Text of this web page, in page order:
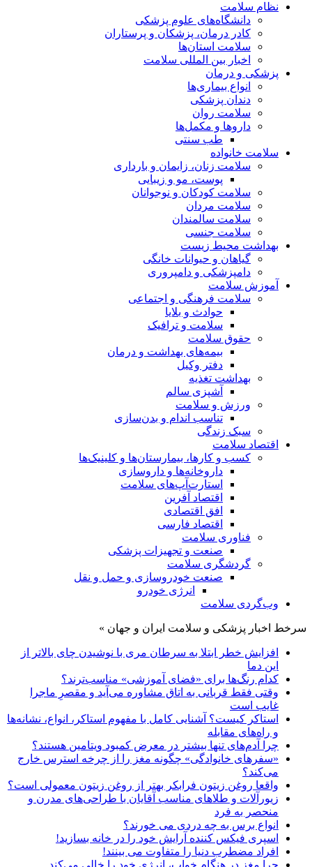
نظام سلامت
دانشگاه‌های علوم پزشکی
کادر درمان، پزشکان و پرستاران
سلامت استان‌ها
اخبار بین المللی سلامت
پزشکی و درمان
انواع بیماری‌ها
دندان پزشکی
سلامت روان
داروها و مکمل‌ها
طب سنتی
سلامت خانواده
سلامت زنان، زایمان و بارداری
پوست، مو و زیبایی
سلامت کودکان و نوجوانان
سلامت مردان
سلامت سالمندان
سلامت جنسی
بهداشت محیط زیست
گیاهان و حیوانات خانگی
دامپزشکی و دامپروری
آموزش سلامت
سلامت فرهنگی و اجتماعی
حوادث و بلایا
سلامت و ترافیک
حقوق سلامت
بیمه‌های بهداشت و درمان
دفتر وکیل
بهداشت تغذیه
آشپزی سالم
ورزش و سلامت
تناسب اندام و بدن‌سازی
سبک زندگی
اقتصاد سلامت
کسب و کارها، بیمارستان‌ها و کلینیک‌ها
داروخانه‌ها و داروسازی
استارت‌آپ‌های سلامت
اقتصاد آفرین
افق اقتصادی
اقتصاد فارسی
فناوری سلامت
صنعت و تجهیزات پزشکی
گردشگری سلامت
صنعت خودروسازی و حمل و نقل
انرژی خودرو
وب‌گردی سلامت
سرخط اخبار پزشکی و سلامت ایران و جهان »
افزایش خطر ابتلا به سرطان مری با نوشیدن چای بالاتر از
این دما
کدام رنگ‌ها برای «فضای آموزشی» مناسب‌ترند؟
وقتی فقط قربانی به اتاق مشاوره می‌آید و مقصرِ ماجرا
غایب است
استاکر کیست؟ آشنایی کامل با مفهوم استاکر، انواع، نشانه‌ها
و راه‌های مقابله
چرا آدم‌های تنها بیشتر در معرض کمبود ویتامین هستند؟
«سفرهای خانوادگی» چگونه مغز را از چرخه استرس خارج
می‌کند؟
واقعا روغن زیتون فرابکر بهتر از روغن زیتون معمولی است؟
زیورآلات و طلاهای مناسب آقایان با طراحی‌های مدرن و
منحصر به فرد
انواع برس به چه دردی می خورند؟
اسپری فیکس کننده آرایش خود را در خانه بسازید!
افراد مضطرب دنیا را متفاوت می بینند!